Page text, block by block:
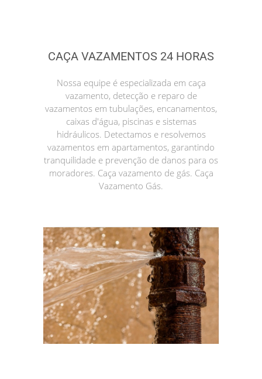
CAÇA VAZAMENTOS 24 HORAS
Nossa equipe é especializada em caça
vazamento, detecção e reparo de
vazamentos em tubulações, encanamentos,
caixas d'água, piscinas e sistemas
hidráulicos. Detectamos e resolvemos
vazamentos em apartamentos, garantindo
tranquilidade e prevenção de danos para os
moradores. Caça vazamento de gás. Caça
Vazamento Gás.